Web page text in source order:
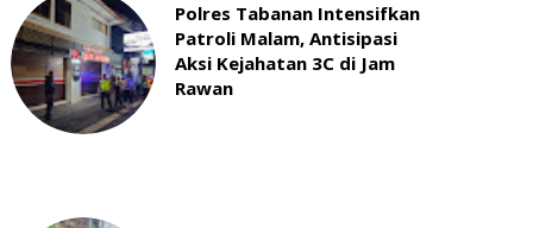
Polres Tabanan Intensifkan
Patroli Malam, Antisipasi
Aksi Kejahatan 3C di Jam
Rawan